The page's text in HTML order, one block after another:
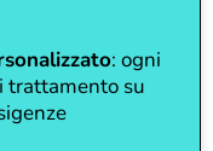
: ogni
trattamento su